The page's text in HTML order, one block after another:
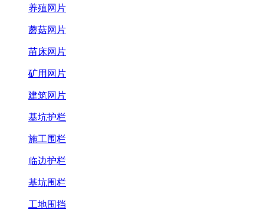
养殖网片
蘑菇网片
苗床网片
矿用网片
建筑网片
基坑护栏
施工围栏
临边护栏
基坑围栏
工地围挡